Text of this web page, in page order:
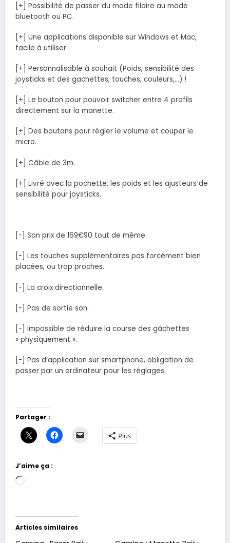
[+] Possibilité de passer du mode filaire au mode
bluetooth ou PC.
[+] Une applications disponible sur Windows et Mac,
facile à utiliser.
[+] Personnalisable à souhait (Poids, sensibilité des
joysticks et des gachettes, touches, couleurs,…) !
[+] Le bouton pour pouvoir switcher entre 4 profils
directement sur la manette.
[+] Des boutons pour régler le volume et couper le
micro.
[+] Câble de 3m.
[+] Livré avec la pochette, les poids et les ajusteurs de
sensibilité pour joysticks.
[-] Son prix de 169€90 tout de même.
[-] Les touches supplémentaires pas forcément bien
placées, ou trop proches.
[-] La croix directionnelle.
[-] Pas de sortie son.
[-] Impossible de réduire la course des gâchettes
« physiquement ».
[-] Pas d’application sur smartphone, obligation de
passer par un ordinateur pour les réglages.
Partager :
Plus
J’aime ça :
Chargement…
Articles similaires